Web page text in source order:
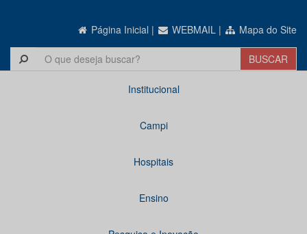
Página Inicial | WEBMAIL | Mapa do Site
Institucional
Campi
Hospitais
Ensino